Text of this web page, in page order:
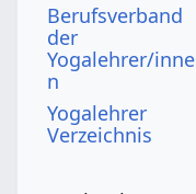
Berufsverband
der
Yogalehrer/inne
n
Yogalehrer
Verzeichnis